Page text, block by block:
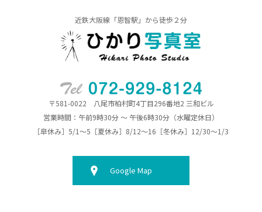
近鉄大阪線「恩智駅」から徒歩２分
〒581-0022 八尾市柏村町4丁目296番地2 三和ビル
営業時間：午前9時30分 ～ 午後6時30分（水曜定休日）
［皐休み］5/1～5［夏休み］8/12～16［冬休み］12/30～1/3
Google Map